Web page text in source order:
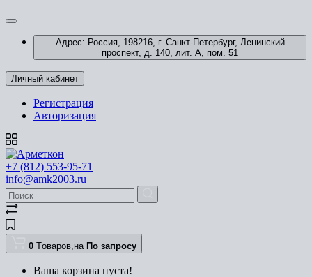
Адрес: Россия, 198216, г. Санкт-Петербург, Ленинский
проспект, д. 140, лит. А, пом. 51
Личный кабинет
Регистрация
Авторизация
+7 (812) 553-95-71
info@amk2003.ru
0 Tоваров,на По запросу
Ваша корзина пуста!